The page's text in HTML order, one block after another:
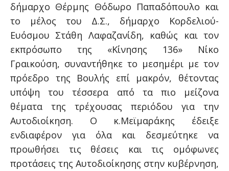
δήμαρχο Θέρμης Θόδωρο Παπαδόπουλο και
το μέλος του Δ.Σ., δήμαρχο Κορδελιού-
Ευόσμου Στάθη Λαφαζανίδη, καθώς και τον
εκπρόσωπο της «Κίνησης 136» Νίκο
Γραικούση, συναντήθηκε το μεσημέρι με τον
πρόεδρο της Βουλής επί μακρόν, θέτοντας
υπόψη του τέσσερα από τα πιο μείζονα
θέματα της τρέχουσας περιόδου για την
Αυτοδιοίκηση. Ο κ.Μεϊμαράκης έδειξε
ενδιαφέρον για όλα και δεσμεύτηκε να
προωθήσει τις θέσεις και τις ομόφωνες
προτάσεις της Αυτοδιοίκησης στην κυβέρνηση,